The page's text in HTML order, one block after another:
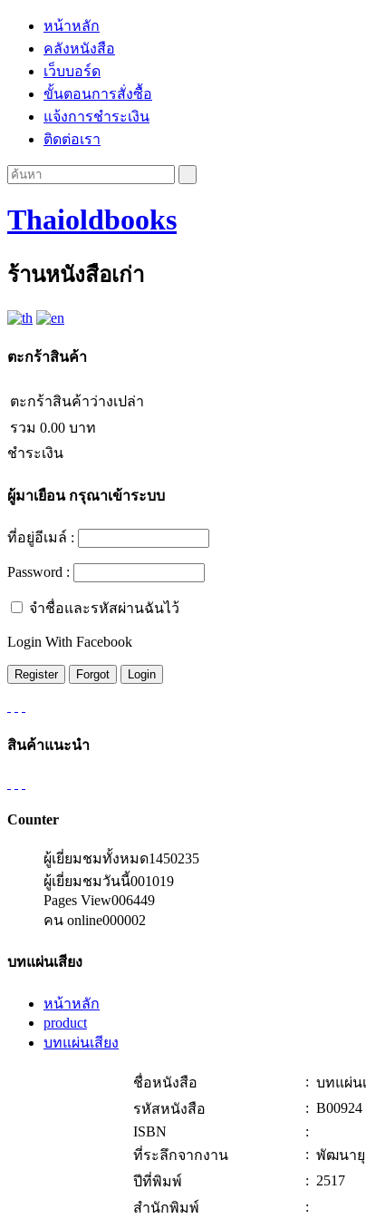
หน้าหลัก
คลังหนังสือ
เว็บบอร์ด
ขั้นตอนการสั่งซื้อ
แจ้งการชำระเงิน
ติดต่อเรา
Thaioldbooks
ร้านหนังสือเก่า
ตะกร้าสินค้า
ตะกร้าสินค้าว่างเปล่า
รวม 0.00 บาท
ชำระเงิน
ผู้มาเยือนกรุณาเข้าระบบ
ที่อยู่อีเมล์ :
Password :
จำชื่อและรหัสผ่านฉันไว้
Login With Facebook
สินค้าแนะนำ
Counter
ผู้เยี่ยมชมทั้งหมด1450235
ผู้เยี่ยมชมวันนี้001019
Pages View006449
คน online000002
บทแผ่นเสียง
หน้าหลัก
product
บทแผ่นเสียง
ชื่อหนังสือ : บทแผ่น
รหัสหนังสือ
: B00924
ISBN
:
ที่ระลึกจากงาน
: พัฒนายุ
ปีที่พิมพ์
: 2517
สำนักพิมพ์
: